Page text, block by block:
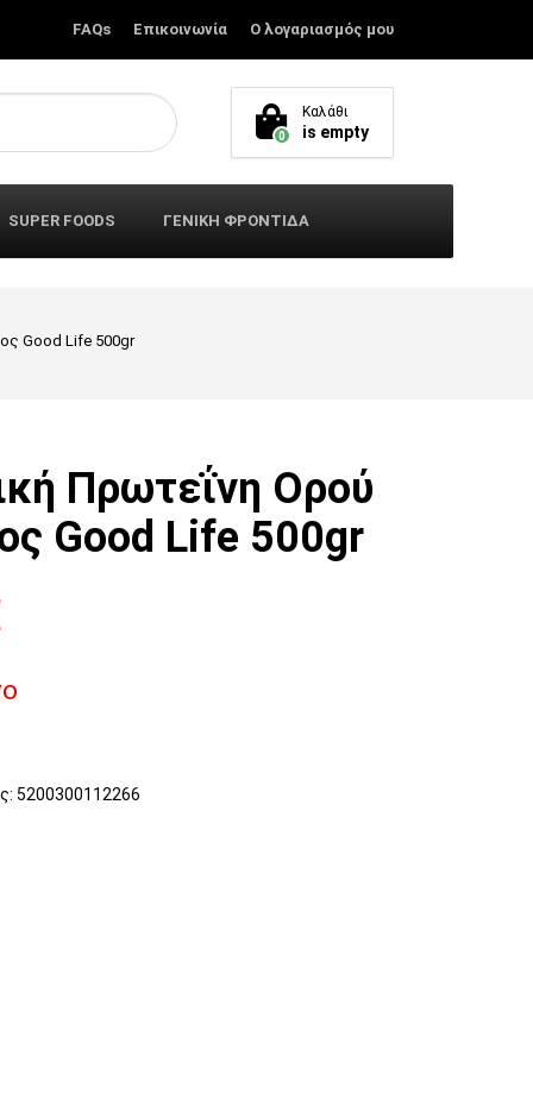
FAQs Επικοινωνία Ο λογαριασμός μου
0
Καλάθι
is empty
SUPER FOODS ΓΕΝΙΚΗ ΦΡΟΝΤΙΔΑ
Good Life 500gr
Πρωτεΐνη Ορού
Good Life 500gr
5200300112266